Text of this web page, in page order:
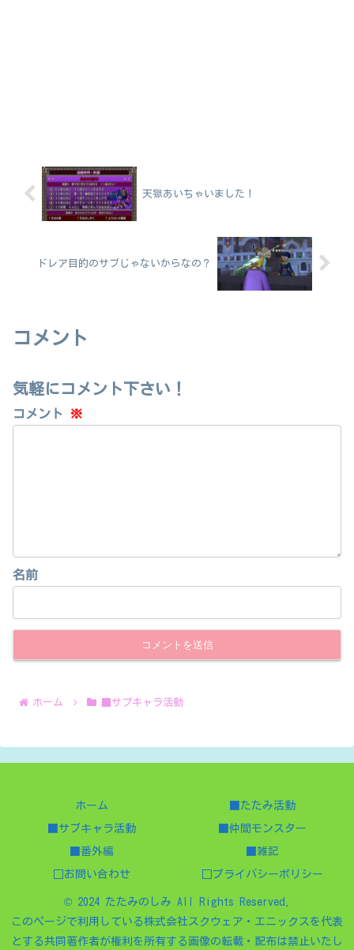
天獄あいちゃいました！
ドレア目的のサブじゃないからなの？
コメント
気軽にコメント下さい！
コメント ※
名前
ホーム ■サブキャラ活動
ホーム ■たたみ活動
■サブキャラ活動 ■仲間モンスター
■番外編 ■雑記
□お問い合わせ □プライバシーポリシー
© 2024 たたみのしみ All Rights Reserved.
このページで利用している株式会社スクウェア・エニックスを代表
とする共同著作者が権利を所有する画像の転載・配布は禁止いたし